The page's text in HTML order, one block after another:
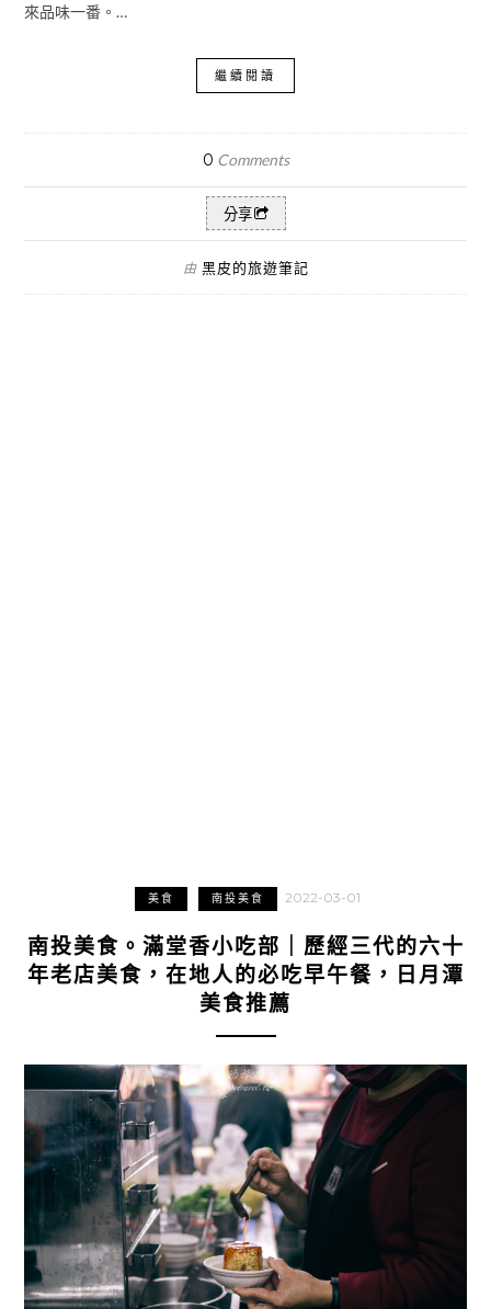
來品味一番。…
繼續閱讀
0 Comments
分享
由 黑皮的旅遊筆記
美食 南投美食 2022-03-01
南投美食。滿堂香小吃部｜歷經三代的六十
年老店美食，在地人的必吃早午餐，日月潭
美食推薦